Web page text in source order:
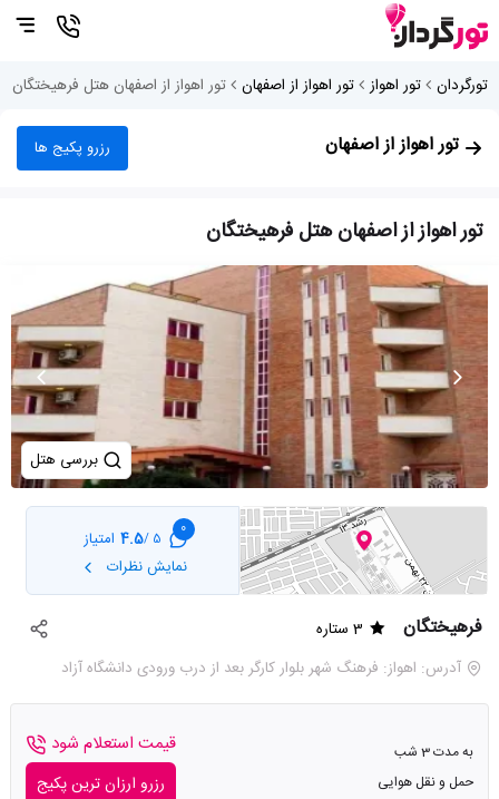
تورگردان تور اهواز تور اهواز از اصفهان تور اهواز از اصفهان هتل فرهیختگان
تور اهواز از اصفهان رزرو پکیج ها
تور اهواز از اصفهان هتل فرهیختگان
بررسی هتل
0
5 /
4.5 امتیاز
نمایش نظرات
فرهیختگان
3 ستاره
آدرس: اهواز: فرهنگ شهر بلوار کارگر بعد از درب ورودی دانشگاه آزاد
به مدت 3 شب
حمل و نقل هوایی
قیمت استعلام شود
رزرو ارزان ترین پکیج